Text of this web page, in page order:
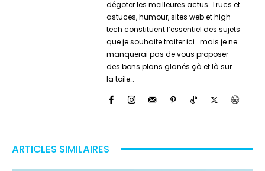
dégoter les meilleures actus. Trucs et
astuces, humour, sites web et high-
tech constituent l’essentiel des sujets
que je souhaite traiter ici… mais je ne
manquerai pas de vous proposer
des bons plans glanés çà et là sur
la toile…
ARTICLES SIMILAIRES